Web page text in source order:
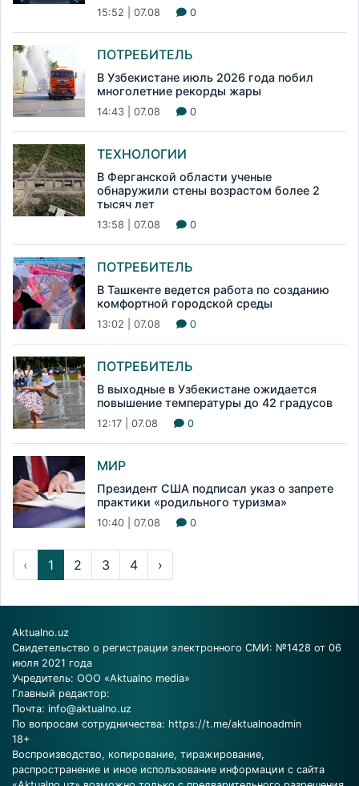
15:52 | 07.08 0
ПОТРЕБИТЕЛЬ
В Узбекистане июль 2026 года побил
многолетние рекорды жары
14:43 | 07.08 0
ТЕХНОЛОГИИ
В Ферганской области ученые
обнаружили стены возрастом более 2
тысяч лет
13:58 | 07.08 0
ПОТРЕБИТЕЛЬ
В Ташкенте ведется работа по созданию
комфортной городской среды
13:02 | 07.08 0
ПОТРЕБИТЕЛЬ
В выходные в Узбекистане ожидается
повышение температуры до 42 градусов
12:17 | 07.08 0
МИР
Президент США подписал указ о запрете
практики «родильного туризма»
10:40 | 07.08 0
‹ 1 2 3 4 ›
Aktualno.uz
Свидетельство о регистрации электронного СМИ: №1428 от 06
июля 2021 года
Учредитель: ООО «Aktualno media»
Главный редактор:
Почта: info@aktualno.uz
По вопросам сотрудничества: https://t.me/aktualnoadmin
18+
Воспроизводство, копирование, тиражирование,
распространение и иное использование информации с сайта